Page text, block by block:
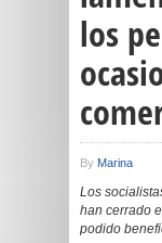
los
By Marina
Los
han cerrado
podido